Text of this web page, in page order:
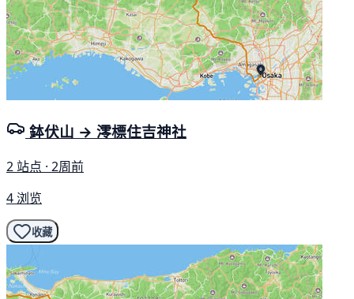
鉢伏山 → 澪標住吉神社
2 站点 · 2周前
4 浏览
收藏